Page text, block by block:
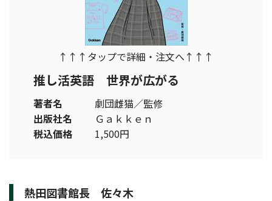
↑↑↑タップで詳細・注文へ↑↑↑
推し活英語 世界が広がる
著者名
劇団雌猫／監修
出版社名
Ｇａｋｋｅｎ
税込価格
1,500円
熱田図書館長 佐々木